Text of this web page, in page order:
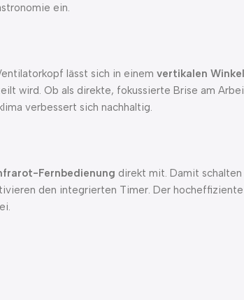
ein.
lässt sich in einem vertikalen
wird. Ob als direkte, fokussierte Brise am
verbessert sich nachhaltig.
Fernbedienung direkt mit. Damit
den integrierten Timer. Der